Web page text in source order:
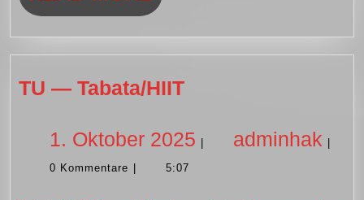
TU — Tabata/HIITTU
Tabata/HIIT
1. Oktober 2025 1.
adminhak
0 Kommentare 5:07